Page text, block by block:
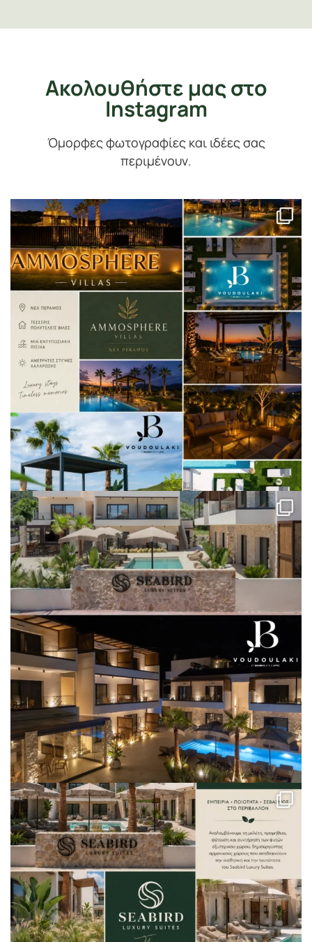
Ακολουθήστε μας στο
Instagram
Όμορφες φωτογραφίες και ιδέες σας
περιμένουν.